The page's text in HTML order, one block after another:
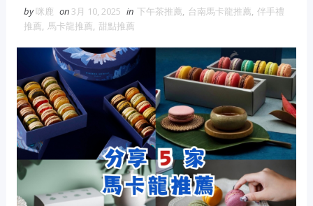
by咪鹿 on 3月 10, 2025 in 下午茶推薦, 台南馬卡龍推薦, 伴手禮
推薦, 馬卡龍推薦, 甜點推薦
維修冷氣
冷氣維修 官網 大金冷
氣維修
眼鏡蛇粉
眼鏡蛇粉膠囊
蛇粉推薦
蛇粉哪裡買
純蛇粉
工程 一家倫